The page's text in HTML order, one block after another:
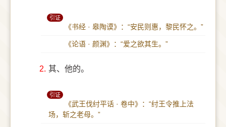
引证
《书经 · 皋陶谟》：“安民则惠，黎民怀之。”
《论语 · 颜渊》：“爱之欲其生。”
2. 其、他的。
引证
《武王伐纣平话 · 卷中》：“纣王令推上法
场，斩之老母。”